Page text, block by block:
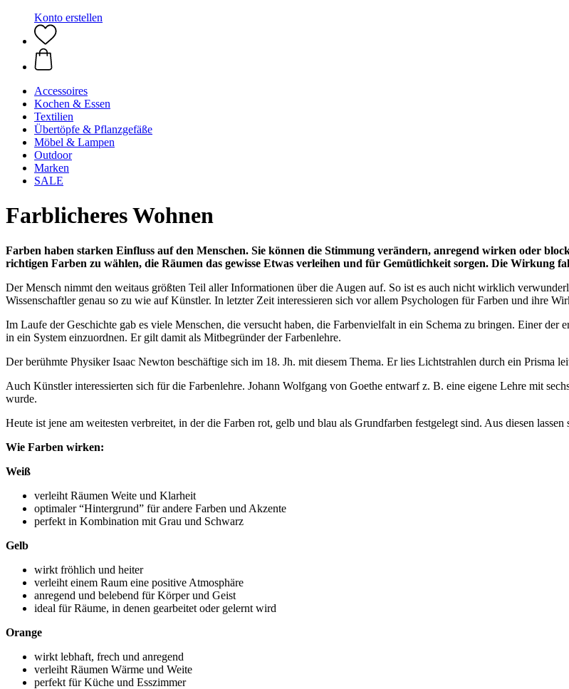
Konto erstellen
Accessoires
Kochen & Essen
Textilien
Übertöpfe & Pflanzgefäße
Möbel & Lampen
Outdoor
Marken
SALE
Farblicheres Wohnen
Farben haben starken Einfluss auf den Menschen. Sie können die Stimmung verändern, anregend wirken oder
richtigen Farben zu wählen, die Räumen das gewisse Etwas verleihen und für Gemütlichkeit sorgen. Die Wirkung
Der Mensch nimmt den weitaus größten Teil aller Informationen über die Augen auf. So ist es auch nicht wirklich
Wissenschaftler genau so zu wie auf Künstler. In letzter Zeit interessieren sich vor allem Psychologen für Farben und ihre
Im Laufe der Geschichte gab es viele Menschen, die versucht haben, die Farbenvielfalt in ein Schema zu bringen. Einer
in ein System einzuordnen. Er gilt damit als Mitbegründer der Farbenlehre.
Der berühmte Physiker Isaac Newton beschäftige sich im 18. Jh. mit diesem Thema. Er lies Lichtstrahlen durch ein Prisma
Auch Künstler interessierten sich für die Farbenlehre. Johann Wolfgang von Goethe entwarf z. B. eine eigene Lehre mit
wurde.
Heute ist jene am weitesten verbreitet, in der die Farben rot, gelb und blau als Grundfarben festgelegt sind. Aus diesen
Wie Farben wirken:
Weiß
verleiht Räumen Weite und Klarheit
optimaler “Hintergrund” für andere Farben und Akzente
perfekt in Kombination mit Grau und Schwarz
Gelb
wirkt fröhlich und heiter
verleiht einem Raum eine positive Atmosphäre
anregend und belebend für Körper und Geist
ideal für Räume, in denen gearbeitet oder gelernt wird
Orange
wirkt lebhaft, frech und anregend
verleiht Räumen Wärme und Weite
perfekt für Küche und Esszimmer